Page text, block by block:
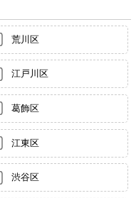
荒川区
江戸川区
葛飾区
江東区
渋谷区